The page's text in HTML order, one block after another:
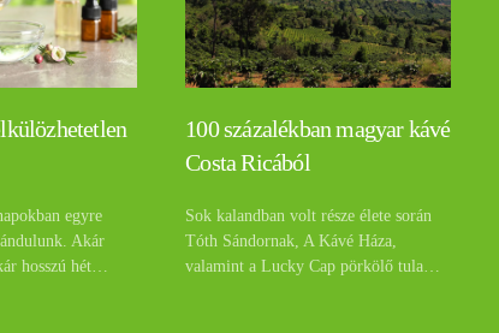
egyre
Akár
hosszú hét…
100 százalékban magyar kávé
Costa Ricából
Sok kalandban volt része élete során
Tóth Sándornak, A Kávé Háza,
valamint a Lucky Cap pörkölő tula…